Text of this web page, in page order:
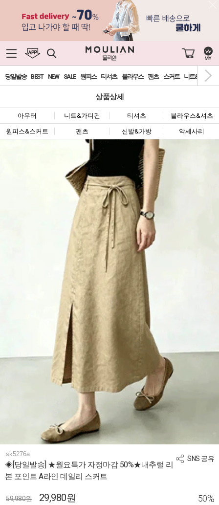
당일발송 BEST NEW SALE 원피스 티셔츠 블라우스 팬츠 스커트 니트&가디건
상품상세
아우터 니트&가디건 티셔츠 블라우스&셔츠
원피스&스커트 팬츠 신발&가방 악세사리
SNS 공유
sk5276a
◈[당일발송] ★월요특가 자정마감 50%★내추럴 리
본 포인트 A라인 데일리 스커트
59,980원 29,980원 50%